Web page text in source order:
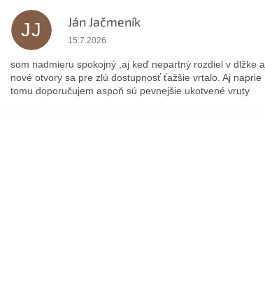
JJ Ján Jačmeník
Hodnotenie obchodu je 5 z 5 hviezdičiek.
15.7.2026
som nadmieru spokojný ,aj keď nepartný rozdiel v dlžke a
nové otvory sa pre zlú dostupnosť ťažšie vrtalo. Aj naprie
tomu doporučujem aspoň sú pevnejšie ukotvené vruty